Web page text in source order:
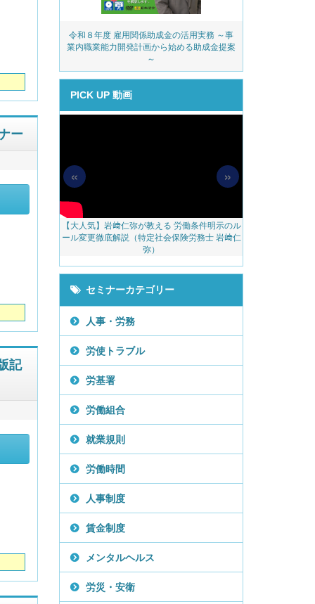
ー
記
令和８年度 雇用関係助成金の活用実務 ～事
業内職業能力開発計画から始める助成金提案
～
PICK UP 動画
【大人気】岩﨑仁弥が教える 労働条件明示のル
ール変更徹底解説（特定社会保険労務士 岩﨑仁
弥）
« »
セミナーカテゴリー
人事・労務
労使トラブル
労基署
労働組合
就業規則
労働時間
人事制度
賃金制度
メンタルヘルス
労災・安衛